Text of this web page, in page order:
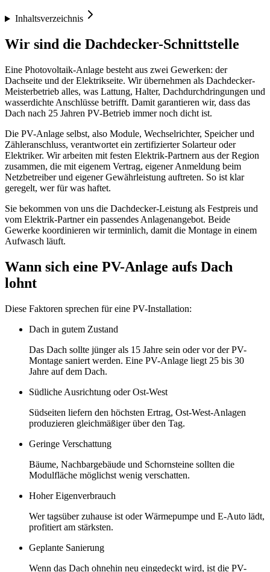
Inhaltsverzeichnis
Wir sind die Dachdecker-Schnittstelle
Eine Photovoltaik-Anlage besteht aus zwei Gewerken: der
Dachseite und der Elektrikseite. Wir übernehmen als Dachdecker-
Meisterbetrieb alles, was Lattung, Halter, Dachdurchdringungen und
wasserdichte Anschlüsse betrifft. Damit garantieren wir, dass das
Dach nach 25 Jahren PV-Betrieb immer noch dicht ist.
Die PV-Anlage selbst, also Module, Wechselrichter, Speicher und
Zähleranschluss, verantwortet ein zertifizierter Solarteur oder
Elektriker. Wir arbeiten mit festen Elektrik-Partnern aus der Region
zusammen, die mit eigenem Vertrag, eigener Anmeldung beim
Netzbetreiber und eigener Gewährleistung auftreten. So ist klar
geregelt, wer für was haftet.
Sie bekommen von uns die Dachdecker-Leistung als Festpreis und
vom Elektrik-Partner ein passendes Anlagenangebot. Beide
Gewerke koordinieren wir terminlich, damit die Montage in einem
Aufwasch läuft.
Wann sich eine PV-Anlage aufs Dach
lohnt
Diese Faktoren sprechen für eine PV-Installation:
Dach in gutem Zustand
Das Dach sollte jünger als 15 Jahre sein oder vor der PV-
Montage saniert werden. Eine PV-Anlage liegt 25 bis 30
Jahre auf dem Dach.
Südliche Ausrichtung oder Ost-West
Südseiten liefern den höchsten Ertrag, Ost-West-Anlagen
produzieren gleichmäßiger über den Tag.
Geringe Verschattung
Bäume, Nachbargebäude und Schornsteine sollten die
Modulfläche möglichst wenig verschatten.
Hoher Eigenverbrauch
Wer tagsüber zuhause ist oder Wärmepumpe und E-Auto lädt,
profitiert am stärksten.
Geplante Sanierung
Wenn das Dach ohnehin neu eingedeckt wird, ist die PV-